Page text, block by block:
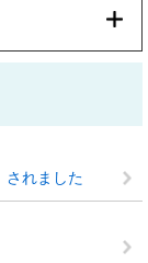
されました